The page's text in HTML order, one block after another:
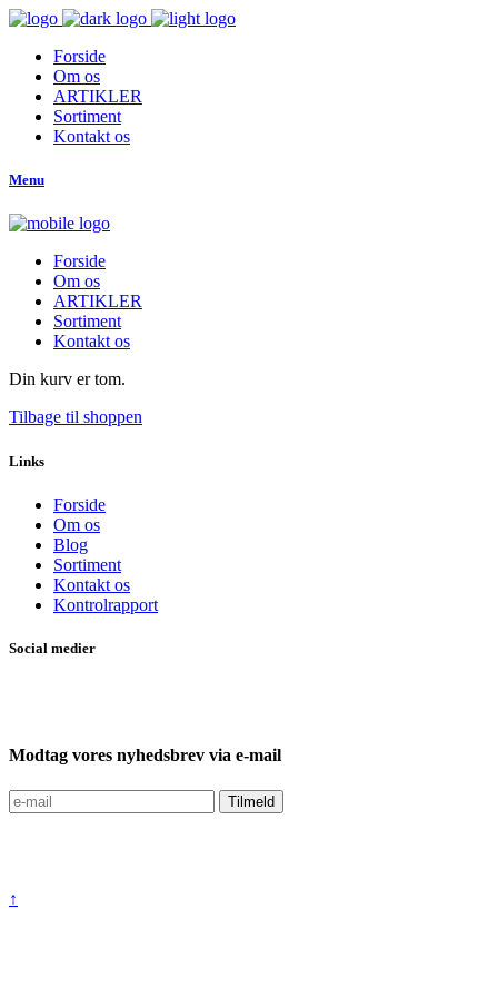
Forside
Om os
ARTIKLER
Sortiment
Kontakt os
Menu
Forside
Om os
ARTIKLER
Sortiment
Kontakt os
Din kurv er tom.
Tilbage til shoppen
Links
Forside
Om os
Blog
Sortiment
Kontakt os
Kontrolrapport
Social medier
Modtag vores nyhedsbrev via e-mail
↑